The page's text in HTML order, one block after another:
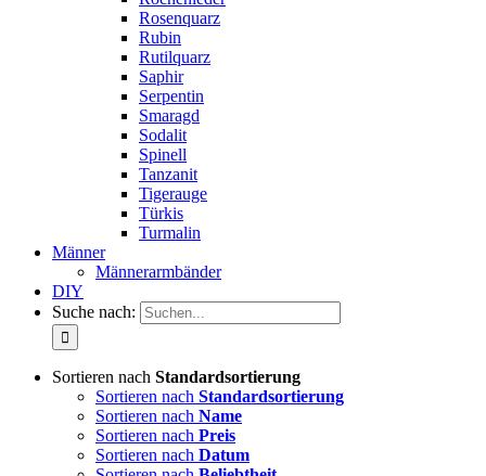
Rosenquarz
Rubin
Rutilquarz
Saphir
Serpentin
Smaragd
Sodalit
Spinell
Tanzanit
Tigerauge
Türkis
Turmalin
Männer
Männerarmbänder
DIY
Suche nach:
Sortieren nach Standardsortierung
Sortieren nach Standardsortierung
Sortieren nach Name
Sortieren nach Preis
Sortieren nach Datum